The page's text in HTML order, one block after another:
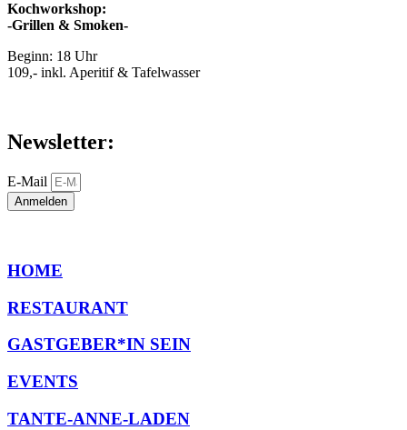
Kochworkshop:
-Grillen & Smoken-
Beginn: 18 Uhr
109,- inkl. Aperitif & Tafelwasser
Newsletter:
E-Mail
Anmelden
HOME
RESTAURANT
GASTGEBER*IN SEIN
EVENTS
TANTE-ANNE-LADEN